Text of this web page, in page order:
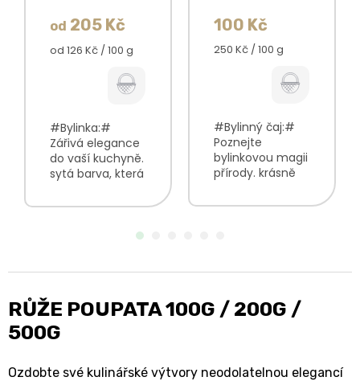
od 205 Kč
Měrná
od 126 Kč / 100 g
#Bylinka:#
Zářivá elegance
do vaší kuchyně.
sytá barva, která
bude krásně
100 Kč
Měrná
250 Kč / 100 g
#Bylinný čaj:#
Poznejte
bylinkovou magii
přírody. krásně
květinově
RŮŽE POUPATA 100G / 200G /
500G
Ozdobte své kulinářské výtvory neodolatelnou elegancí